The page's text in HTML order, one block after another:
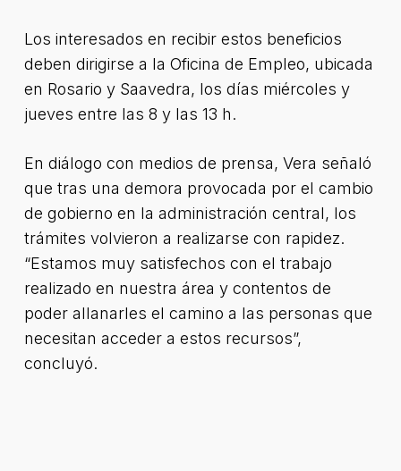
Los interesados en recibir estos beneficios
deben dirigirse a la Oficina de Empleo, ubicada
en Rosario y Saavedra, los días miércoles y
jueves entre las 8 y las 13 h.
En diálogo con medios de prensa, Vera señaló
que tras una demora provocada por el cambio
de gobierno en la administración central, los
trámites volvieron a realizarse con rapidez.
“Estamos muy satisfechos con el trabajo
realizado en nuestra área y contentos de
poder allanarles el camino a las personas que
necesitan acceder a estos recursos”,
concluyó.